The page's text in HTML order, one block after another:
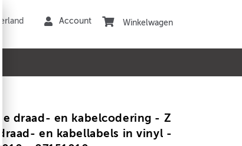
Winkelwagen
draad- en kabelcodering - Z
en kabellabels in vinyl -